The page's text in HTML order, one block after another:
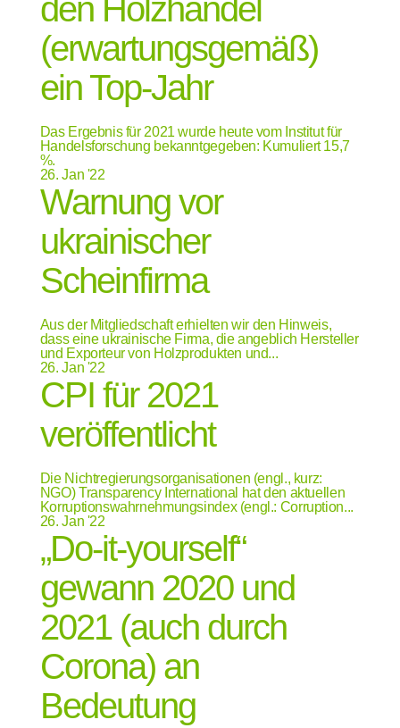
den Holzhandel
(erwartungsgemäß)
ein Top-Jahr
Das Ergebnis für 2021 wurde heute vom Institut für
Handelsforschung bekanntgegeben: Kumuliert 15,7
%.
26.Jan '22
Warnung vor
ukrainischer
Scheinfirma
Aus der Mitgliedschaft erhielten wir den Hinweis,
dass eine ukrainische Firma, die angeblich Hersteller
und Exporteur von Holzprodukten und...
26.Jan '22
CPI für 2021
veröffentlicht
Die Nichtregierungsorganisationen (engl., kurz:
NGO) Transparency International hat den aktuellen
Korruptionswahrnehmungsindex (engl.: Corruption...
26.Jan '22
„Do-it-yourself“
gewann 2020 und
2021 (auch durch
Corona) an
Bedeutung